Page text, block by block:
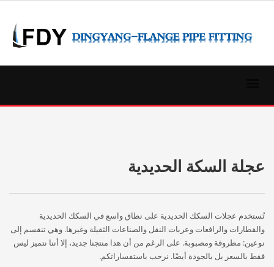
عجلة السكة الحديدية
تُستخدم عجلات السكك الحديدية على نطاق واسع في السكك الحديدية
والقطارات والرافعات وعربات النقل والصناعات الثقيلة وغيرها. وهي تنقسم إلى
نوعين: مطروقة ومصبوبة. على الرغم من أن هذا منتجنا جديد، إلا أننا نتميز ليس
فقط بالسعر بل بالجودة أيضًا. نرحب باستفساراتكم.